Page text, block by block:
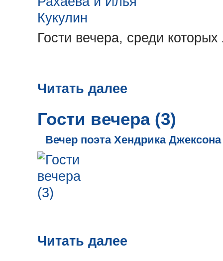
Гости вечера, среди
Читать далее
Гости вечера (3)
Вечер поэта Хендрика Джексона
Читать далее